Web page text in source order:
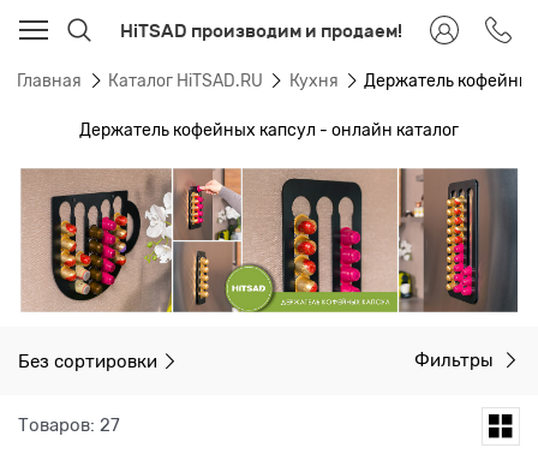
HiTSAD производим и продаем!
Главная Каталог HiTSAD.RU Кухня Держатель
Держатель кофейных капсул - онлайн каталог
Без сортировки Фильтры
Товаров: 27